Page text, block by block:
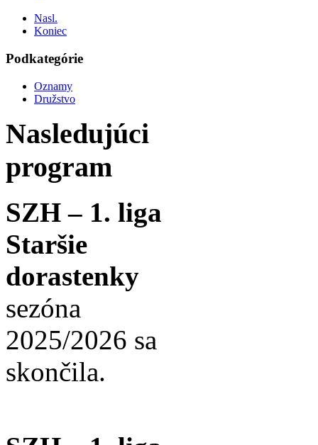
Nasl.
Koniec
Podkategórie
Oznamy
Družstvo
Nasledujúci
program
SZH – 1. liga
Staršie
dorastenky
sezóna
2025/2026 sa
skončila.